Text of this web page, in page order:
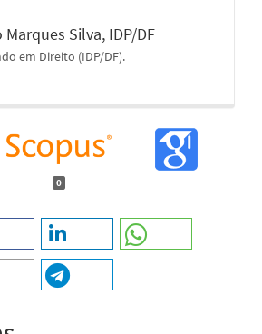
Marques Silva, IDP/DF
em Direito (IDP/DF).
0